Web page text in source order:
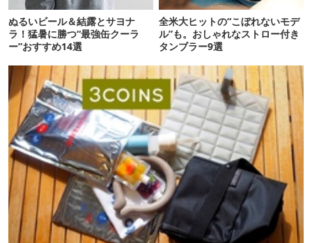
ぬるいビール＆結露とサヨナ
ラ！猛暑に勝つ“最強缶クーラ
ー”おすすめ14選
全米大ヒットの“こぼれないモデ
ル”も。おしゃれなストロー付き
タンブラー9選